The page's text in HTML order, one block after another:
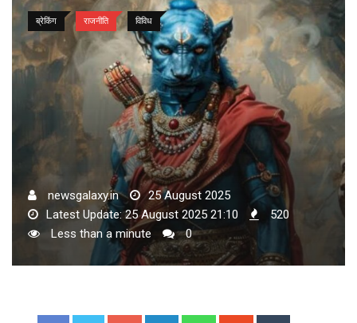
ब्रेकिंग राजनीति विविध
newsgalaxy.in
25 August 2025
Latest Update: 25 August 2025 21:10
520
Less than a minute
0